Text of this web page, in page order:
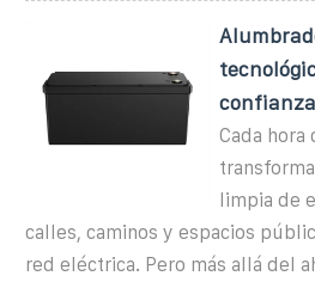
Cada hora
limpia de
calles, caminos y espacios
red eléctrica. Pero más allá del